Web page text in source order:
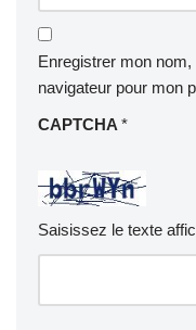
Enregistrer mon
navigateur pour mon
CAPTCHA *
Saisissez le texte